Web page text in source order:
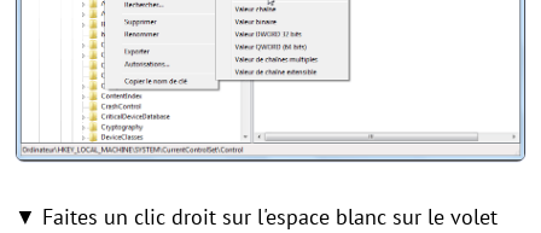
▼ Faites un clic droit sur l'espace blanc sur le volet